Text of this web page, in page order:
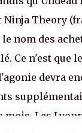
Ninja Theory
nom des
Ce n'est que
devra
mois. Les